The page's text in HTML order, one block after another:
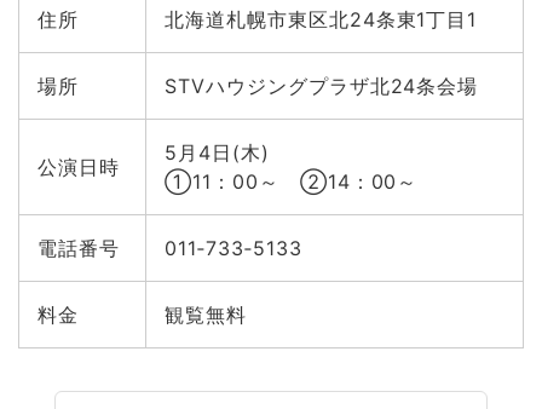
住所 北海道札幌市東区北24条東1丁目1
場所 STVハウジングプラザ北24条会場
公演日時
5月4日(木)
①11：00～ ②14：00～
電話番号 011‐733‐5133
料金 観覧無料